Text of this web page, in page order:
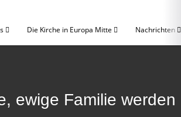
Die Kirche in Europa Mitte Nachrichten
ewige Familie werden